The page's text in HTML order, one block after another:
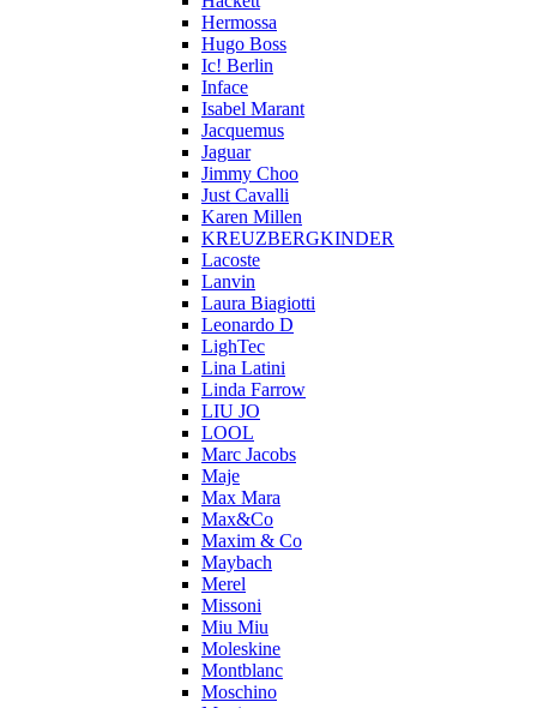
Hermossa
Hugo Boss
Ic! Berlin
Inface
Isabel Marant
Jacquemus
Jaguar
Jimmy Choo
Just Cavalli
Karen Millen
KREUZBERGKINDER
Lacoste
Lanvin
Laura Biagiotti
Leonardo D
LighTec
Lina Latini
Linda Farrow
LIU JO
LOOL
Marc Jacobs
Maje
Max Mara
Max&Co
Maxim & Co
Maybach
Merel
Missoni
Miu Miu
Moleskine
Montblanc
Moschino